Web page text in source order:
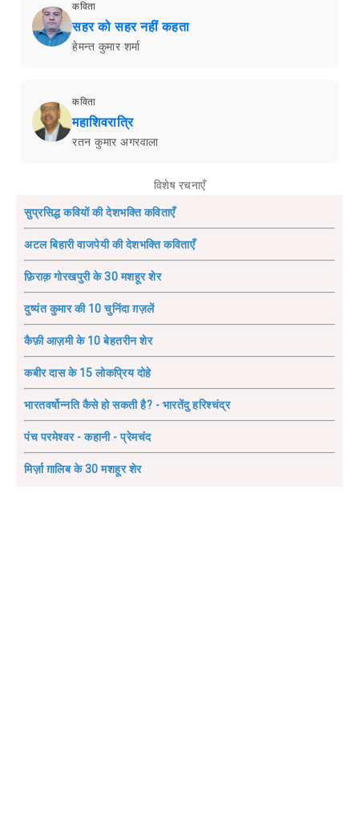
कविता
सहर को सहर नहीं कहता
हेमन्त कुमार शर्मा
कविता
महाशिवरात्रि
रतन कुमार अगरवाला
विशेष रचनाएँ
सुप्रसिद्ध कवियों की देशभक्ति कविताएँ
अटल बिहारी वाजपेयी की देशभक्ति कविताएँ
फ़िराक़ गोरखपुरी के 30 मशहूर शेर
दुष्यंत कुमार की 10 चुनिंदा ग़ज़लें
कैफ़ी आज़मी के 10 बेहतरीन शेर
कबीर दास के 15 लोकप्रिय दोहे
भारतवर्षोन्नति कैसे हो सकती है? - भारतेंदु हरिश्चंद्र
पंच परमेश्वर - कहानी - प्रेमचंद
मिर्ज़ा ग़ालिब के 30 मशहूर शेर